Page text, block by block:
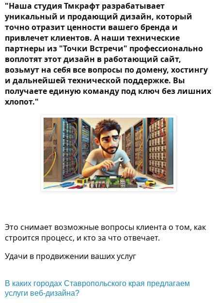
"Наша студия Тмкрафт разрабатывает
уникальный и продающий дизайн, который
точно отразит ценности вашего бренда и
привлечет клиентов. А наши технические
партнеры из "Точки Встречи" профессионально
воплотят этот дизайн в работающий сайт,
возьмут на себя все вопросы по домену, хостингу
и дальнейшей технической поддержке. Вы
получаете единую команду под ключ без лишних
хлопот."
Это снимает возможные вопросы клиента о том, как
строится процесс, и кто за что отвечает.
Удачи в продвижении ваших услуг
В каких городах Ставропольского края предлагаем
услуги веб-дизайна?